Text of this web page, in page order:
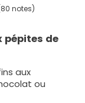
notes)
pépites de
aux
ou